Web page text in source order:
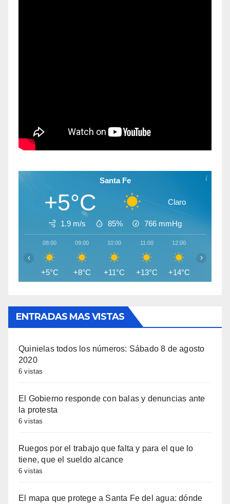
Santa Fe
+5°C Claro
1.9 m/s 85% 766 mmHg
08:00
+5°C
09:00
+8°C
10:00
+11°C
11:00
+13°C
12:00
+14°C
‹ ›
ENTRADAS MAS VISTAS
Quinielas todos los números: Sábado 8 de agosto
2020
6 vistas
El Gobierno responde con balas y denuncias ante
la protesta
6 vistas
Ruegos por el trabajo que falta y para el que lo
tiene, que el sueldo alcance
6 vistas
El mapa que protege a Santa Fe del agua: dónde